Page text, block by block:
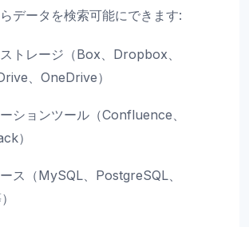
データを検索可能にできます:
トレージ（Box、Dropbox、
、OneDrive）
ションツール（Confluence、
）
ス（MySQL、PostgreSQL、